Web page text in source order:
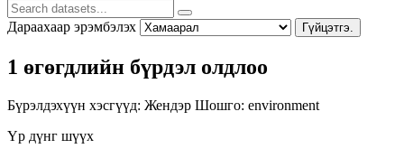
Дараахаар эрэмбэлэх Гүйцэтгэ.
1 өгөгдлийн бүрдэл олдлоо
Бүрэлдэхүүн хэсгүүд: Жендэр Шошго: environment
Үр дүнг шүүх